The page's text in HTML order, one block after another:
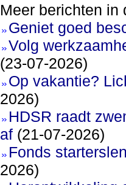
Meer berichten in
Geniet goed
Volg
(23-07-2026)
Op vakantie?
2026)
HDSR raadt
af(21-07-2026)
Fonds
2026)